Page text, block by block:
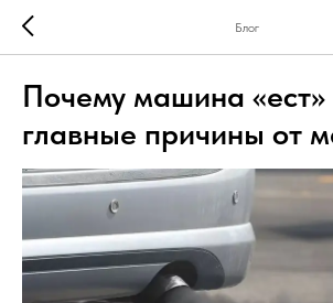
Блог
Почему машина «ест»
главные причины от